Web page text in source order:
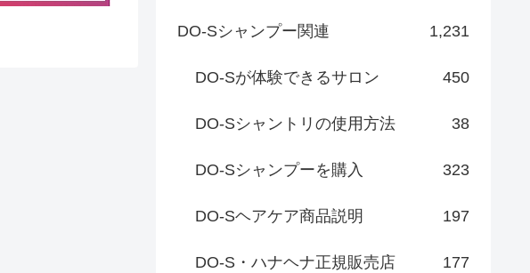
DO-Sシャンプー関連 1,231
DO-Sが体験できるサロン 450
DO-Sシャントリの使用方法 38
DO-Sシャンプーを購入 323
DO-Sヘアケア商品説明 197
DO-S・ハナヘナ正規販売店 177